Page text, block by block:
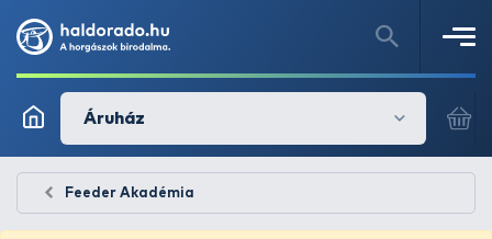
Áruház
Feeder Akadémia